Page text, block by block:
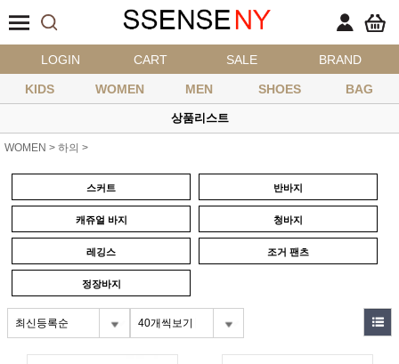
LOGIN CART SALE BRAND
KIDS WOMEN MEN SHOES BAG
상품리스트
WOMEN > 하의 >
스커트 반바지
캐쥬얼 바지 청바지
레깅스 조거 팬츠
정장바지
최신등록순 40개씩보기